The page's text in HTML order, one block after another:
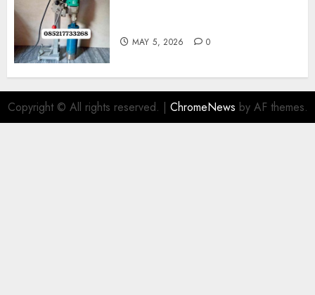
MAY 5, 2026 0
Copyright © All rights reserved. | ChromeNews by AF themes.